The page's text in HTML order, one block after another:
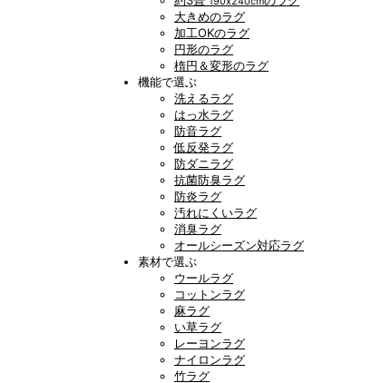
大きめのラグ
加工OKのラグ
円形のラグ
楕円＆変形のラグ
機能で選ぶ
洗えるラグ
はっ水ラグ
防音ラグ
低反発ラグ
防ダニラグ
抗菌防臭ラグ
防炎ラグ
汚れにくいラグ
消臭ラグ
オールシーズン対応ラグ
素材で選ぶ
ウールラグ
コットンラグ
麻ラグ
い草ラグ
レーヨンラグ
ナイロンラグ
竹ラグ